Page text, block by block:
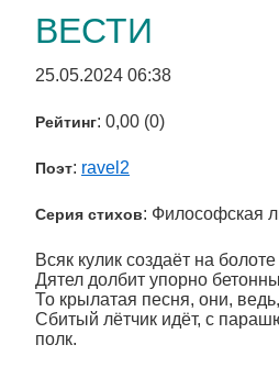
ВЕСТИ
25.05.2024 06:38
Рейтинг: 0,00 (0)
Поэт: ravel2
Серия стихов: Философская
Всяк кулик создаёт на
Дятел долбит упорно
То крылатая песня, они,
Сбитый лётчик идёт, с
полк.